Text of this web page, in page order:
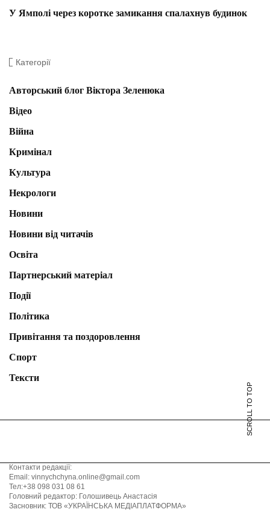
У Ямполі через коротке замикання спалахнув будинок
Категорії
Авторський блог Віктора Зеленюка
Відео
Війна
Кримінал
Культура
Некрологи
Новини
Новини від читачів
Освіта
Партнерський матеріал
Події
Політика
Привітання та поздоровлення
Спорт
Тексти
SCROLL TO TOP
Контакти редакції:
Email: vinnychchyna.online@gmail.com
Тел:+38 098 031 08 61
Головний редактор: Голошивець Анастасія
Засновник: ТОВ «УКРАЇНСЬКА МЕДІАПЛАТФОРМА»